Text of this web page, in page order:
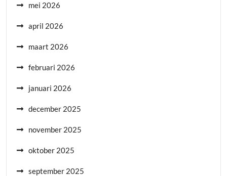
mei 2026
april 2026
maart 2026
februari 2026
januari 2026
december 2025
november 2025
oktober 2025
september 2025